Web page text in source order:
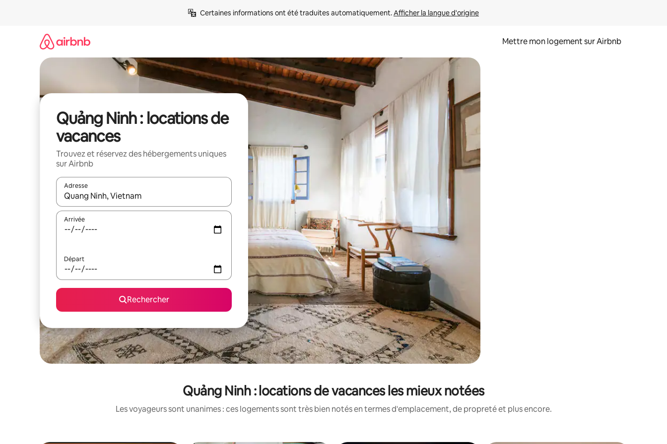
Certaines informations ont été traduites automatiquement. Afficher la langue d'origine
Mettre mon logement sur Airbnb
Quảng Ninh : locations de
vacances
Trouvez et réservez des hébergements uniques
sur Airbnb
Adresse
Lorsque les résultats s'affichent, utilisez les flèches vers le haut et vers le bas pour les parcourir ou en appuyant et en faisant glisser.
Arrivée
Départ
Rechercher
Quảng Ninh : locations de vacances les mieux notées
Les voyageurs sont unanimes : ces logements sont très bien notés en termes d'emplacement, de propreté et plus encore.